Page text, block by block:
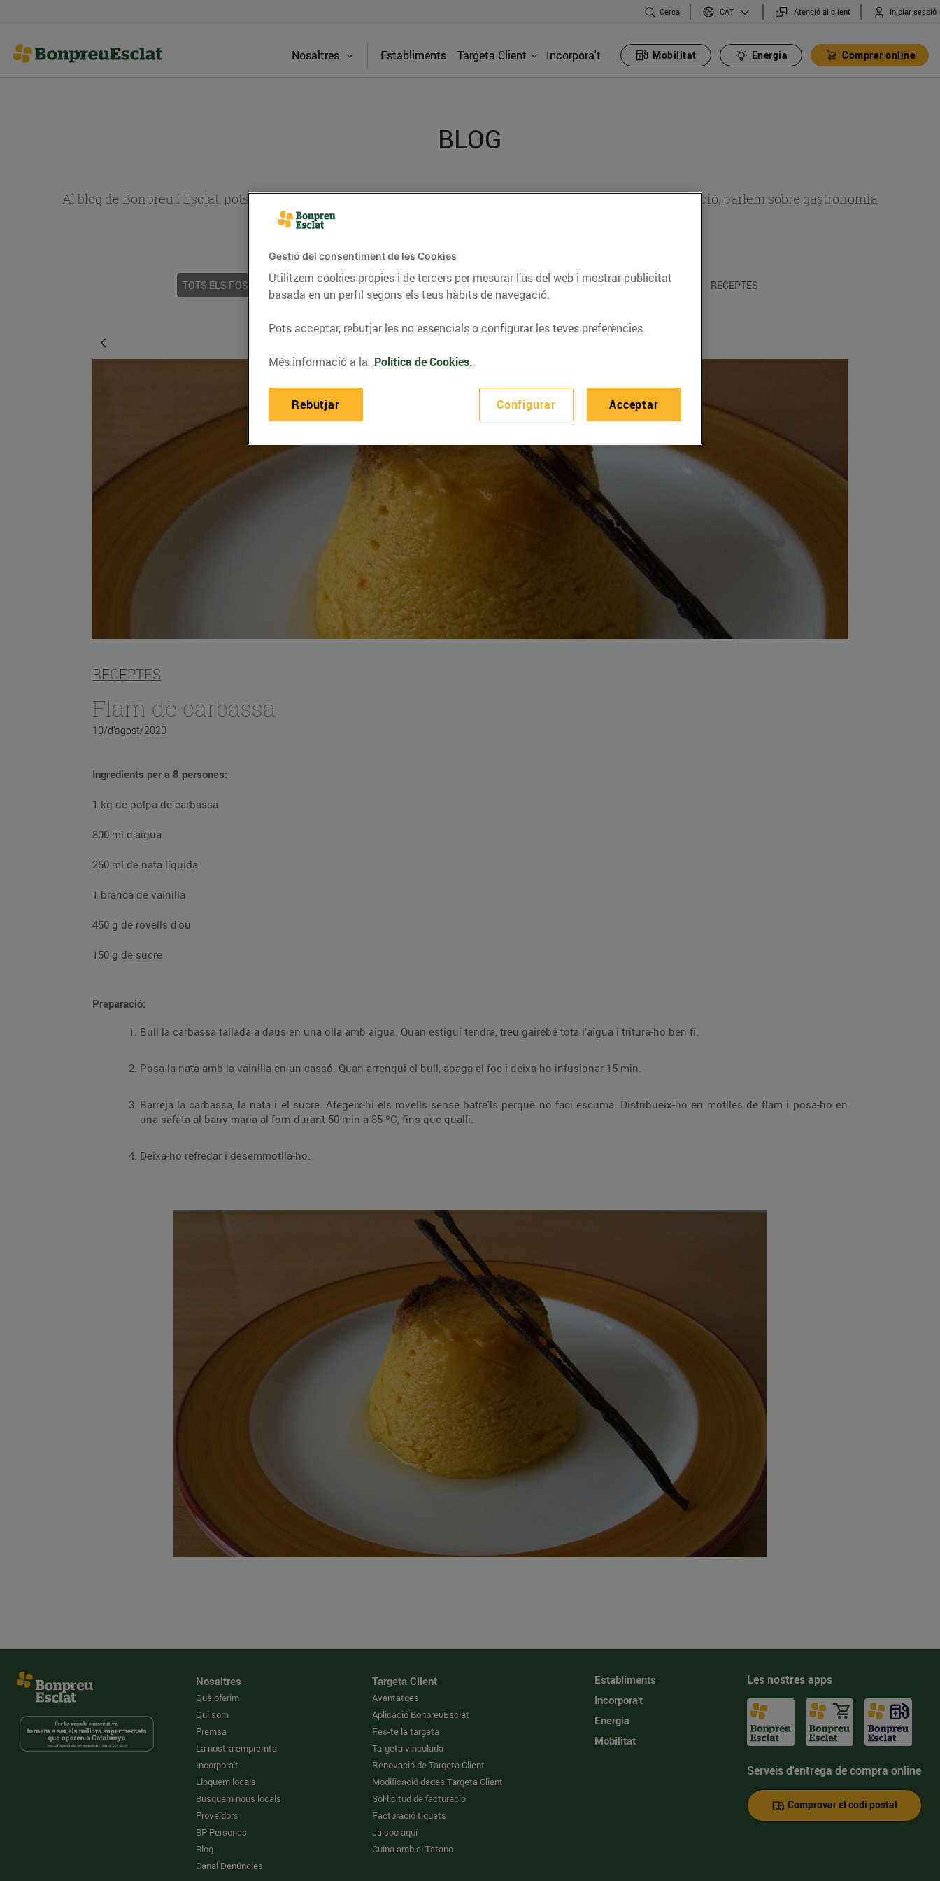
Cerca CAT Atenció al client Iniciar sessió
Nosaltres Establiments Targeta Client Incorpora't Mobilitat Energia Comprar online
BLOG
Al blog de Bonpreu i Esclat, pots trobar receptes, consells nutricionals, informació d’actualitat sobre alimentació, parlem sobre gastronomia
TOTS ELS POSTS ACTUALITAT CONSELLS I HÀBITS SALUDABLES ENERGIA GASTRONOMIA I TRADICIONS RECEPTES
RECEPTES
Flam de carbassa
10/d’agost/2020
Ingredients per a 8 persones:
1 kg de polpa de carbassa
800 ml d’aigua
250 ml de nata líquida
1 branca de vainilla
450 g de rovells d’ou
150 g de sucre
Preparació:
Bull la carbassa tallada a daus en una olla amb aigua. Quan estigui tendra, treu gairebé tota l’aigua i tritura-ho ben fi.
Posa la nata amb la vainilla en un cassó. Quan arrenqui el bull, apaga el foc i deixa-ho infusionar 15 min.
Barreja la carbassa, la nata i el sucre. Afegeix-hi els rovells sense batre'ls perquè no faci escuma. Distribueix-ho en motlles de flam i posa-ho en
una safata al bany maria al forn durant 50 min a 85 ºC, fins que qualli.
Deixa-ho refredar i desemmotlla-ho.
Nosaltres
Què oferim
Qui som
Premsa
La nostra empremta
Incorpora't
Lloguem locals
Busquem nous locals
Proveïdors
BP Persones
Blog
Canal Denúncies
Targeta Client
Avantatges
Aplicació BonpreuEsclat
Fes-te la targeta
Targeta vinculada
Renovació de Targeta Client
Modificació dades Targeta Client
Sol·licitud de facturació
Facturació tiquets
Ja soc aquí
Cuina amb el Tatano
Establiments
Incorpora't
Energia
Mobilitat
Les nostres apps
Serveis d'entrega de compra online
Comprovar el codi postal
Gestió del consentiment de les Cookies
Utilitzem cookies pròpies i de tercers per mesurar l’ús del web i mostrar publicitat
basada en un perfil segons els teus hàbits de navegació.
Pots acceptar, rebutjar les no essencials o configurar les teves preferències.
Més informació a la Política de Cookies.
Configurar
Rebutjar Acceptar